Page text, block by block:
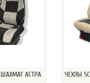
ШАХМАТ АСТРА
ЧЕХЛЫ